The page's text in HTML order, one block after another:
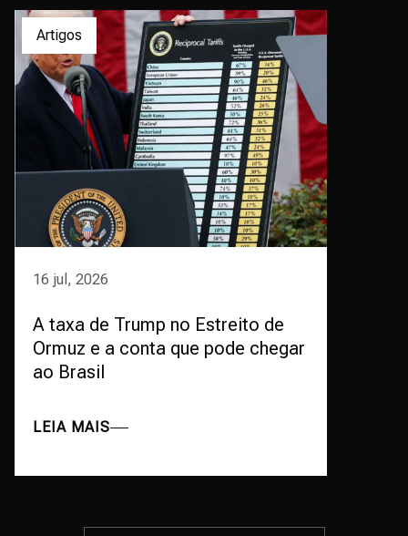
Artigos
16 jul, 2026
A taxa de Trump no Estreito de
Ormuz e a conta que pode chegar
ao Brasil
LEIA MAIS